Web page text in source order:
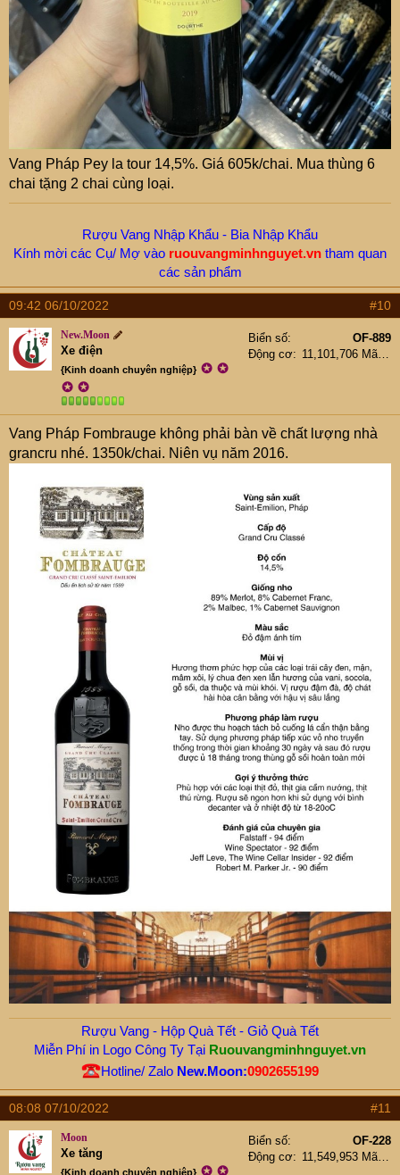
Vang Pháp Pey la tour 14,5%. Giá 605k/chai. Mua thùng 6
chai tặng 2 chai cùng loại.
Rượu Vang Nhập Khẩu - Bia Nhập Khẩu
Kính mời các Cụ/ Mợ vào ruouvangminhnguyet.vn tham quan
các sản phẩm
Hotline/ Zalo -New.Moon:0912655199
09:42 06/10/2022 #10
New.Moon
Xe điện
{Kinh doanh chuyên nghiệp} ✪ ✪
✪ ✪
Biển số
OF-889
Động cơ
Vang Pháp Fombrauge không phải bàn về chất lượng nhà
grancru nhé. 1350k/chai. Niên vụ năm 2016.
Rượu Vang - Hộp Quà Tết - Giỏ Quà Tết
Miễn Phí in Logo Công Ty Tại Ruouvangminhnguyet.vn
Hotline/ Zalo New.Moon:0902655199
08:08 07/10/2022 #11
Moon
Xe tăng
{Kinh doanh chuyên nghiệp} ✪ ✪
Biển số
OF-228
Động cơ